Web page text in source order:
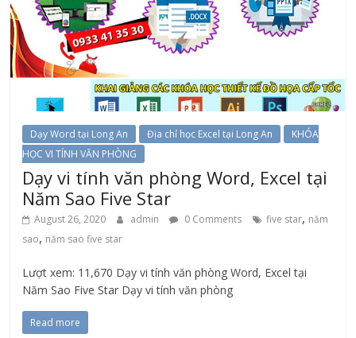
Dạy Word tại Long An Địa chỉ học Excel tại Long An
KHÓA
HỌC VI TÍNH VĂN PHÒNG
Dạy vi tính văn phòng Word, Excel tại
Năm Sao Five Star
August 26, 2020 admin 0 Comments five star, năm
sao, năm sao five star
Lượt xem: 11,670 Dạy vi tính văn phòng Word, Excel tại
Năm Sao Five Star Dạy vi tính văn phòng
Read more